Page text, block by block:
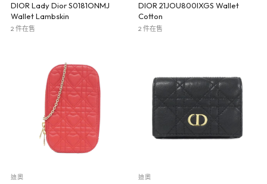
DIOR Lady Dior S0181ONMJ
Wallet Lambskin
2 件在售
DIOR 21JOU800IXGS Wallet
Cotton
2 件在售
迪奧 迪奧